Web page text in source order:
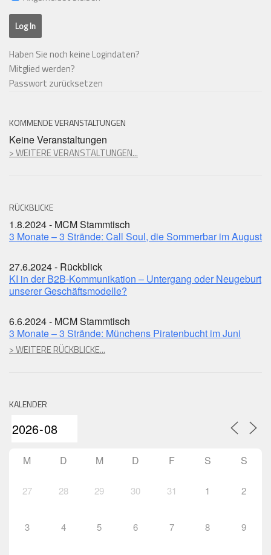
Haben Sie noch keine Logindaten?
Mitglied werden?
Passwort zurücksetzen
KOMMENDE VERANSTALTUNGEN
Keine Veranstaltungen
> WEITERE VERANSTALTUNGEN...
RÜCKBLICKE
1.8.2024 - MCM Stammtisch
3 Monate – 3 Strände: Call Soul, die Sommerbar im August
27.6.2024 - Rückblick
KI in der B2B-Kommunikation – Untergang oder Neugeburt
unserer Geschäftsmodelle?
6.6.2024 - MCM Stammtisch
3 Monate – 3 Strände: Münchens Piratenbucht im Juni
> WEITERE RÜCKBLICKE...
KALENDER
M D M D F S S
27 28 29 30 31 1 2
3 4 5 6 7 8 9